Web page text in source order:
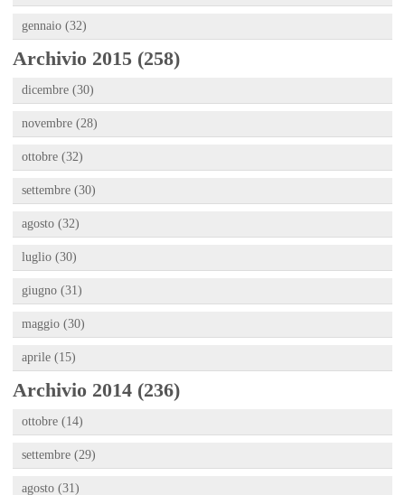
gennaio (32)
Archivio 2015 (258)
dicembre (30)
novembre (28)
ottobre (32)
settembre (30)
agosto (32)
luglio (30)
giugno (31)
maggio (30)
aprile (15)
Archivio 2014 (236)
ottobre (14)
settembre (29)
agosto (31)